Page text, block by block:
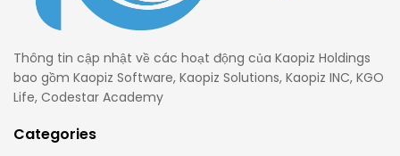
Thông tin cập nhật về các hoạt động của Kaopiz Holdings
bao gồm Kaopiz Software, Kaopiz Solutions, Kaopiz INC, KGO
Life, Codestar Academy
Categories